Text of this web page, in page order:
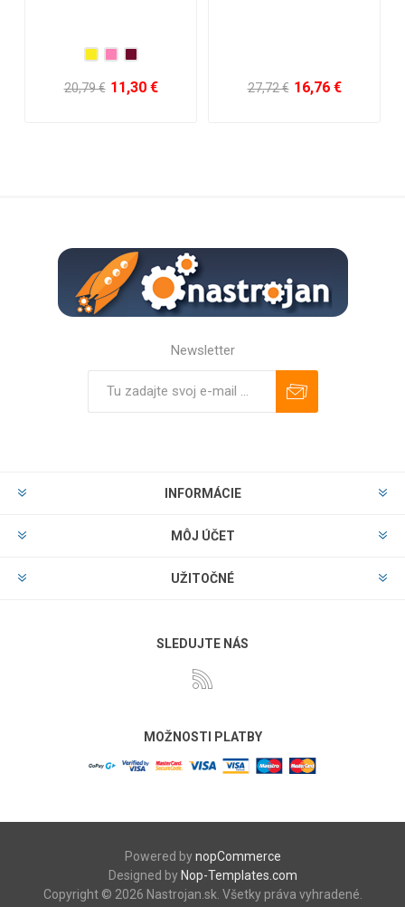
28,35 € 15,92 € 27,72 € 14,24 €
Newsletter
INFORMÁCIE
MÔJ ÚČET
UŽITOČNÉ
SLEDUJTE NÁS
MOŽNOSTI PLATBY
Powered bynopCommerce
Designed by Nop-Templates.com
Copyright © 2026 Nastrojan.sk. Všetky práva vyhradené.